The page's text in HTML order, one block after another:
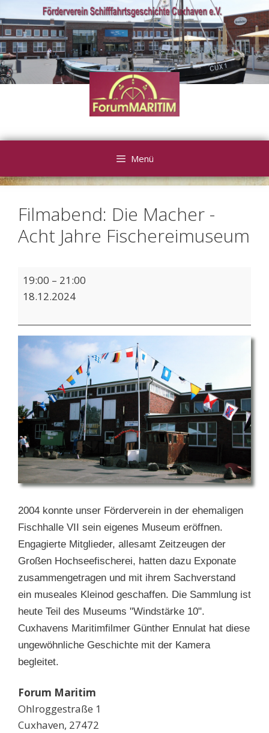
Inhalt
springen
Menü
Filmabend: Die Macher -
Acht Jahre Fischereimuseum
Filmabend:
Die
-
Acht
Fischereimuseum
19:00 – 21:00
18.12.2024
2004 konnte unser Förderverein in der ehemaligen
Fischhalle VII sein eigenes Museum eröffnen.
Engagierte Mitglieder, allesamt Zeitzeugen der
Großen Hochseefischerei, hatten dazu Exponate
zusammengetragen und mit ihrem Sachverstand
ein museales Kleinod geschaffen. Die Sammlung ist
heute Teil des Museums "Windstärke 10".
Cuxhavens Maritimfilmer Günther Ennulat hat diese
ungewöhnliche Geschichte mit der Kamera
begleitet.
Forum Maritim
Ohlroggestraße 1
Cuxhaven, 27472